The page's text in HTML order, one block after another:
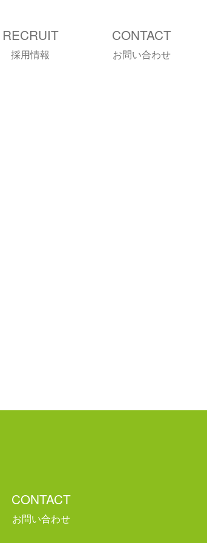
RECRUIT
採用情報
CONTACT
お問い合わせ
CONTACT
お問い合わせ